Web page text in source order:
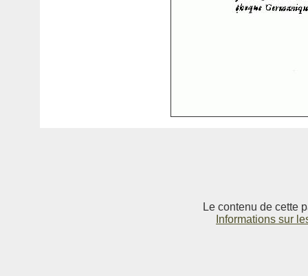
Le contenu de cette
Informations sur